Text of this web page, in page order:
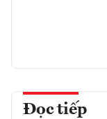
Đọc tiếp